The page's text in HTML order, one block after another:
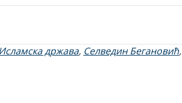
држава, Селведин Бегановић,